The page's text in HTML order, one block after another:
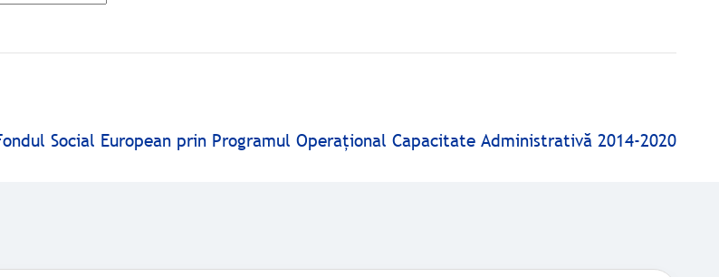
Social European prin Programul Operaţional Capacitate Administrativă 2014-2020